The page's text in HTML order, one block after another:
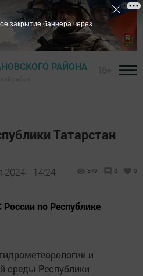
РАЙОНА
Татарстан
2024 - 14:24 849 0 0
по Республике
и
среды Республики
закрытие баннера через